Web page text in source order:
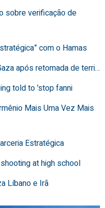
sobre verificação de
com o Hamas
após retomada de terri…
told to 'stop fanni
Mais Uma Vez Mais
Estratégica
at high school
Líbano e Irã